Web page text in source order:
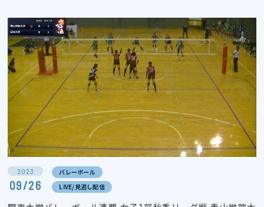
2023
09/26
バレーボール
LIVE/見逃し配信